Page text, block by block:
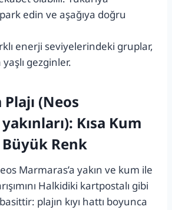
edin ve aşağıya doğru
enerji seviyelerindeki gruplar,
gezginler.
(Neos
Kısa Kum
Renk
Marmaras’a yakın ve kum ile
Halkidiki kartpostalı gibi
plajın kıyı hattı boyunca